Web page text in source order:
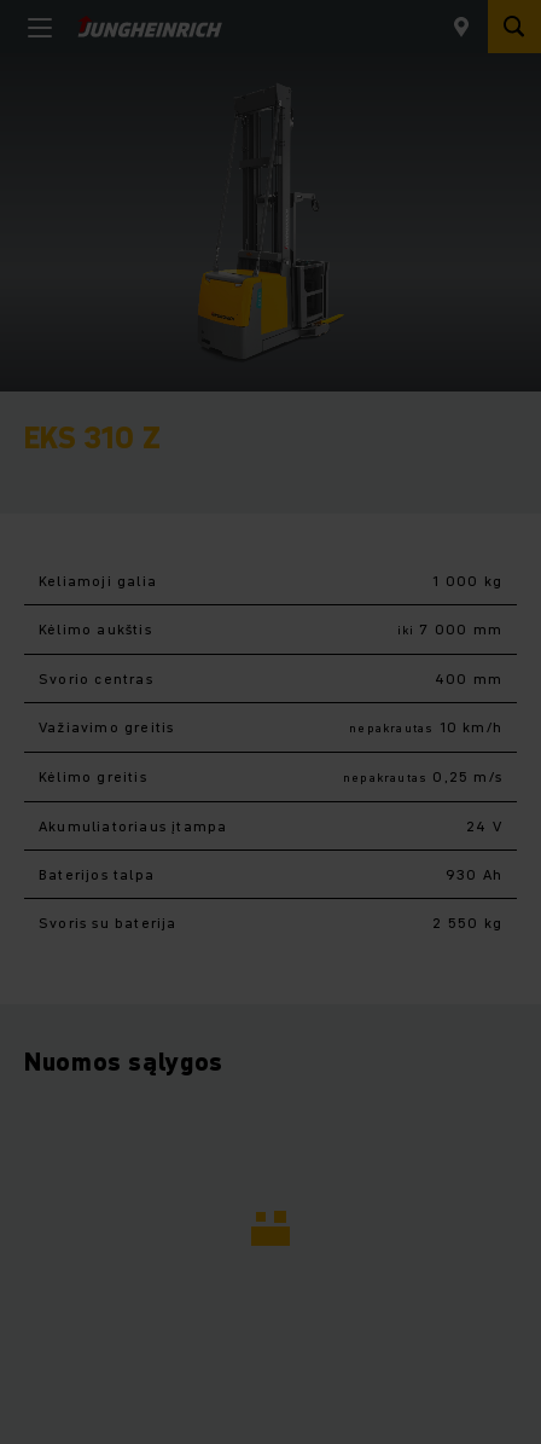
EKS 310 Z
Keliamoji galia 1 000 kg
Kėlimo aukštis iki 7 000 mm
Svorio centras 400 mm
Važiavimo greitis nepakrautas 10 km/h
Kėlimo greitis nepakrautas 0,25 m/s
Akumuliatoriaus įtampa 24 V
Baterijos talpa 930 Ah
Svoris su baterija 2 550 kg
Nuomos sąlygos